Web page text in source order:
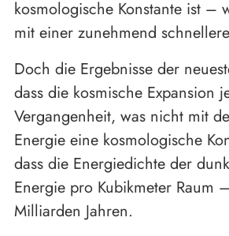
kosmologische Konstante ist –
mit einer zunehmend
Doch die Ergebnisse der
dass die kosmische Expansion
Vergangenheit, was nicht mit
Energie eine kosmologische
dass die Energiedichte der
Energie pro Kubikmeter Raum
Milliarden Jahren.